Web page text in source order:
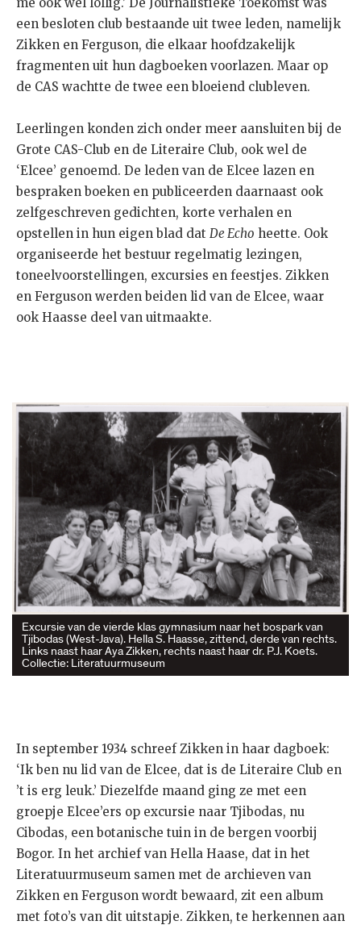
een besloten club bestaande uit twee leden, namelijk
Zikken en Ferguson, die elkaar hoofdzakelijk
fragmenten uit hun dagboeken voorlazen. Maar op
de CAS wachtte de twee een bloeiend clubleven.
Leerlingen konden zich onder meer aansluiten bij de
Grote CAS-Club en de Literaire Club, ook wel de
‘Elcee’ genoemd. De leden van de Elcee lazen en
bespraken boeken en publiceerden daarnaast ook
zelfgeschreven gedichten, korte verhalen en
opstellen in hun eigen blad dat De Echo heette. Ook
organiseerde het bestuur regelmatig lezingen,
toneelvoorstellingen, excursies en feestjes. Zikken
en Ferguson werden beiden lid van de Elcee, waar
ook Haasse deel van uitmaakte.
Excursie van de vierde klas gymnasium naar het bospark van
Tjibodas (West-Java). Hella S. Haasse, zittend, derde van rechts.
Links naast haar Aya Zikken, rechts naast haar dr. P.J. Koets.
Collectie: Literatuurmuseum
In september 1934 schreef Zikken in haar dagboek:
‘Ik ben nu lid van de Elcee, dat is de Literaire Club en
’t is erg leuk.’ Diezelfde maand ging ze met een
groepje Elcee’ers op excursie naar Tjibodas, nu
Cibodas, een botanische tuin in de bergen voorbij
Bogor. In het archief van Hella Haase, dat in het
Literatuurmuseum samen met de archieven van
Zikken en Ferguson wordt bewaard, zit een album
met foto’s van dit uitstapje. Zikken, te herkennen aan